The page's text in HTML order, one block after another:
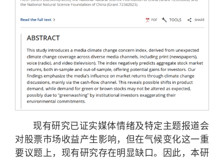
现有研究已证实媒体情绪及特定主题报道会
对股票市场收益产生影响，但在气候变化这一重
要议题上，现有研究存在明显缺口。因此，本研